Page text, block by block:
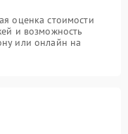
оценка стоимости
и возможность
или онлайн на